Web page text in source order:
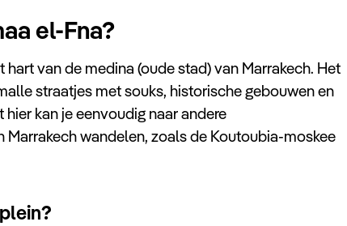
el-Fna?
hart van de medina (oude stad) van Marrakech. Het
straatjes met souks, historische gebouwen en
kan je eenvoudig naar andere
Marrakech wandelen, zoals de Koutoubia-moskee